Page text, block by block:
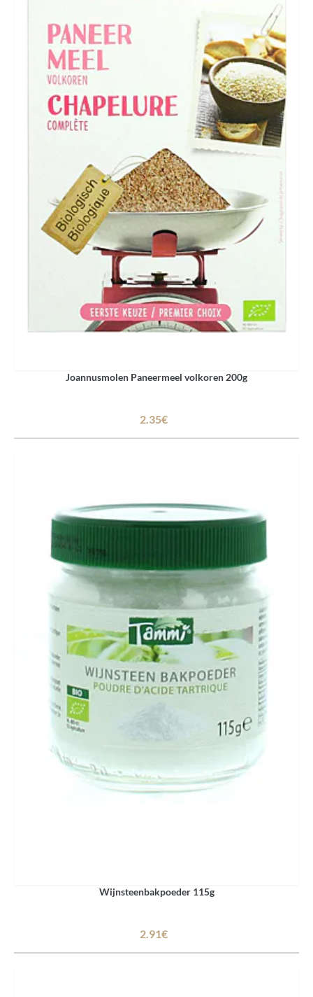
Joannusmolen Paneermeel volkoren 200g
2.35€
Wijnsteenbakpoeder 115g
2.91€